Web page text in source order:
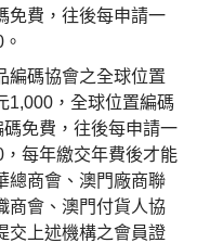
免費，往後每申請一
編碼協會之全球位置
1,000，全球位置編碼
免費，往後每申請一
每年繳交年費後才能
總商會、澳門廠商聯
商會、澳門付貨人協
交上述機構之會員證